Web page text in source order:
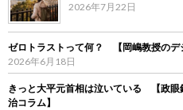
2026年7月22日
ゼロトラストって何？ 【岡嶋教授のデ
2026年6月18日
きっと大平元首相は泣いている 【政眼
治コラム】